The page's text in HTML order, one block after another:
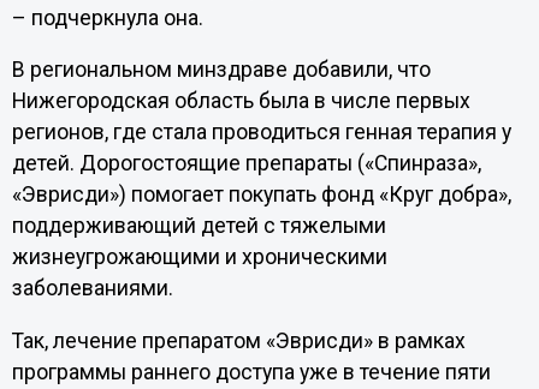
– подчеркнула она.
В региональном минздраве добавили, что
Нижегородская область была в числе первых
регионов, где стала проводиться генная терапия у
детей. Дорогостоящие препараты («Спинраза»,
«Эврисди») помогает покупать фонд «Круг добра»,
поддерживающий детей с тяжелыми
жизнеугрожающими и хроническими
заболеваниями.
Так, лечение препаратом «Эврисди» в рамках
программы раннего доступа уже в течение пяти